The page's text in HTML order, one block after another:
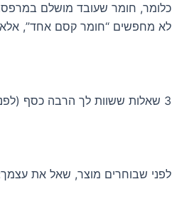
כלומר, חומר שעובד מושלם
לא מחפשים “חומר קסם אחד”,
3 שאלות ששוות לך הרבה כסף (לפני שקונים משהו)
לפני שבוחרים מוצר, שאל את